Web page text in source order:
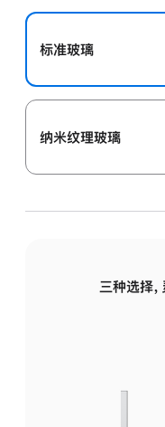
标准玻璃
纳米纹理玻璃
三种选择